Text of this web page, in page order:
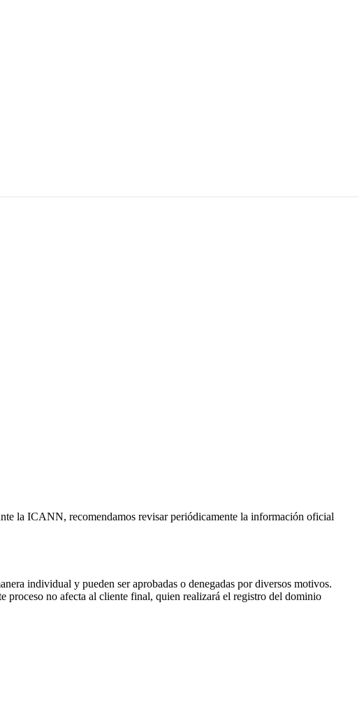
la ICANN, recomendamos revisar periódicamente la información oficial
individual y pueden ser aprobadas o denegadas por diversos motivos.
proceso no afecta al cliente final, quien realizará el registro del dominio